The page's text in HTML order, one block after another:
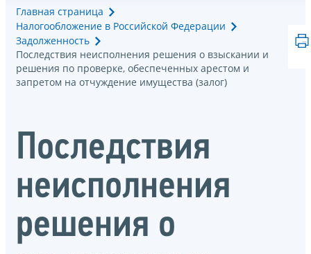
Главная страница
Налогообложение в Российской Федерации
Задолженность
Последствия неисполнения решения о взыскании и
решения по проверке, обеспеченных арестом и
запретом на отчуждение имущества (залог)
Последствия
неисполнения
решения о